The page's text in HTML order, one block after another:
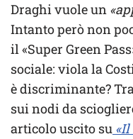
Draghi vuole un
Intanto però non
il «Super Green
sociale: viola la
è discriminante?
sui nodi da
articolo uscito su «Il